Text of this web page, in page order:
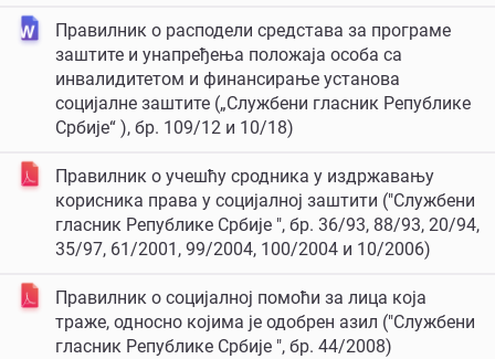
Правилник о расподели средстава за програме
заштите и унапређења положаја особа са
инвалидитетом и финансирање установа
социјалне заштите („Службени гласник Републике
Србије“ ), бр. 109/12 и 10/18)
Правилник о учешћу сродника у издржавању
корисника права у социјалној заштити ("Службени
гласник Републике Србије ", бр. 36/93, 88/93, 20/94,
35/97, 61/2001, 99/2004, 100/2004 и 10/2006)
Правилник о социјалној помоћи за лица која
траже, односно којима је одобрен азил ("Службени
гласник Републике Србије ", бр. 44/2008)